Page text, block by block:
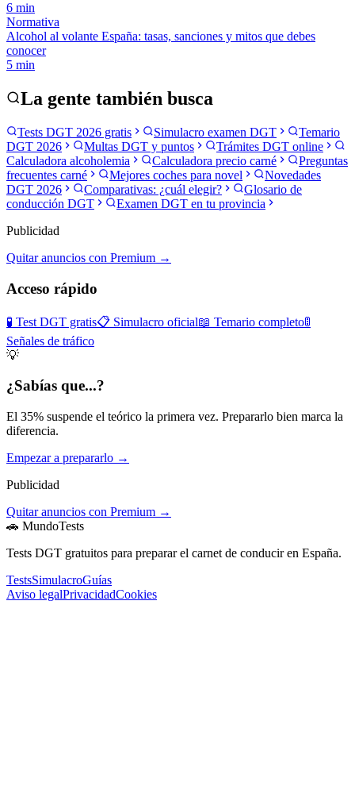
6 min
Normativa
Alcohol al volante España: tasas, sanciones y mitos que debes
conocer
5 min
La gente también busca
Tests DGT 2026 gratis Simulacro examen DGT
Temario
DGT 2026
Multas DGT y puntos
Trámites DGT online
Calculadora alcoholemia
Calculadora precio carné
Preguntas
frecuentes carné
Mejores coches para novel
Novedades
DGT 2026
Comparativas: ¿cuál elegir?
Glosario de
conducción DGT
Examen DGT en tu provincia
Publicidad
Quitar anuncios con Premium →
Acceso rápido
🧪 Test DGT gratis📋 Simulacro oficial📖 Temario completo🚦
Señales de tráfico
💡
¿Sabías que...?
El 35% suspende el teórico la primera vez. Prepararlo bien marca la
diferencia.
Empezar a prepararlo →
Publicidad
Quitar anuncios con Premium →
🚗 MundoTests
Tests DGT gratuitos para preparar el carnet de conducir en España.
TestsSimulacroGuías
Aviso legalPrivacidadCookies